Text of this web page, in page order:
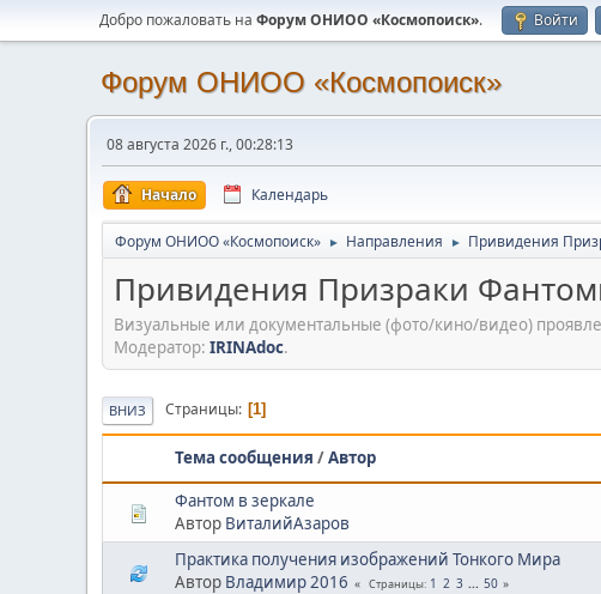
Добро пожаловать на Форум ОНИОО «Космопоиск». Войти
Форум ОНИОО «Космопоиск»
08 августа 2026 г., 00:28:13
Начало Календарь
Форум ОНИОО «Космопоиск» ► Направления ► Привидения
Привидения Призраки
Визуальные или документальные (фото/кино/видео)
Модератор: IRINAdoc.
ВНИЗ Страницы 1
Тема сообщения /Автор
Фантом в зеркале
Автор ВиталийАзаров
Практика получения изображений Тонкого Мира
Автор Владимир 2016 Страницы 1 2 3 ... 50